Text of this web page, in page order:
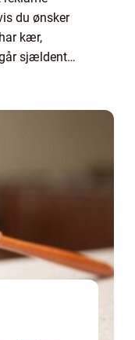
du ønsker
kær,
sjældent